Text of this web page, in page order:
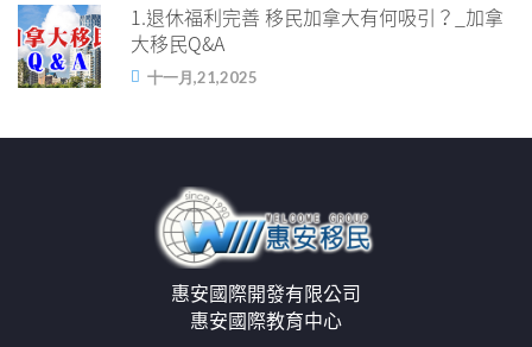
1.退休福利完善 移民加拿大有何吸引？_加拿
大移民Q&A
十一月,21,2025
惠安國際開發有限公司
惠安國際教育中心